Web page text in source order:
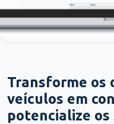
Transforme os
veículos em
potencialize